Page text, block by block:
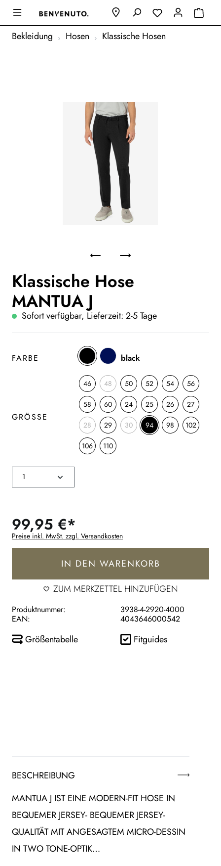
Bekleidung Hosen Klassische Hosen
Klassische Hose
MANTUA J
Sofort verfügbar, Lieferzeit: 2-5 Tage
FARBE black
GRÖSSE
46 48 50 52 54 56
58 60 24 25 26 27
28 29 30 94 98 102
106 110
99,95 €*
Preise inkl. MwSt. zzgl. Versandkosten
IN DEN WARENKORB
ZUM MERKZETTEL HINZUFÜGEN
Produktnummer:
3938-4-2920-4000
EAN:
4043646000542
Größentabelle Fitguides
BESCHREIBUNG
MANTUA J IST EINE MODERN-FIT HOSE IN
BEQUEMER JERSEY- BEQUEMER JERSEY-
QUALITÄT MIT ANGESAGTEM MICRO-DESSIN
IN TWO TONE-OPTIK…